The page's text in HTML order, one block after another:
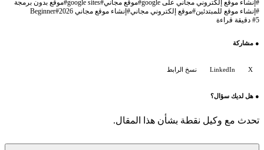
إنشاء موقع إلكتروني مجاني على google #موقع مجاني#
google sites
#موقع بدون برمجة
إنشاء موقع للمبتدئين#موقع إلكتروني مجاني# إنشاء موقع مجاني 2026 #
Beginner
#
●مشاركة
LinkedIn نسخ الرابط
●هل لديك سؤال؟
تحدث مع وكيل نقطة بشأن هذا المقال.